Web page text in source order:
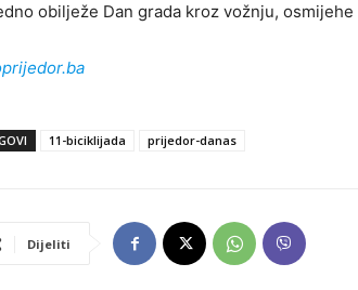
obilježe Dan grada kroz vožnju,
11-biciklijada prijedor-danas
Dijeliti